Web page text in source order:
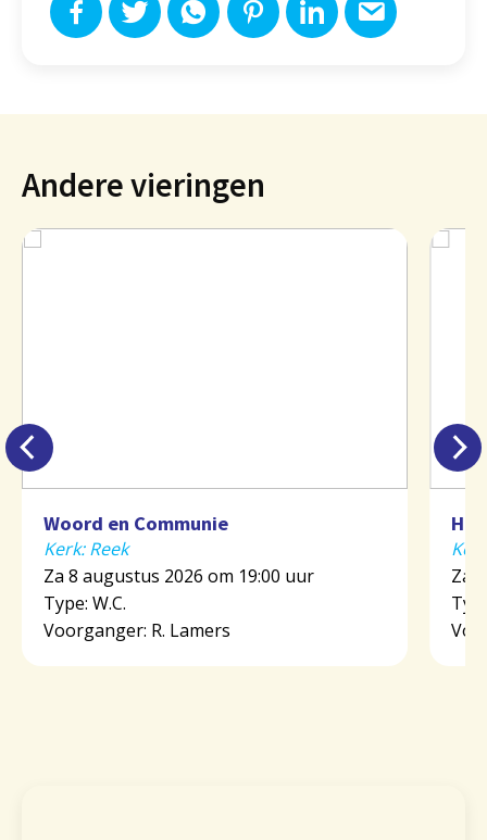
Andere vieringen
Woord en Communie
Kerk: Reek
Za 8 augustus 2026 om 19:00 uur
Type: W.C.
Voorganger: R. Lamers
Za